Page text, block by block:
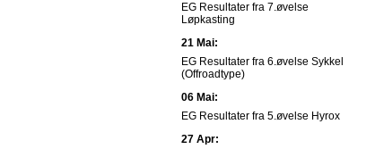
EG Resultater fra 7.øvelse
Løpkasting
21 Mai:
EG Resultater fra 6.øvelse Sykkel
(Offroadtype)
06 Mai:
EG Resultater fra 5.øvelse Hyrox
27 Apr: